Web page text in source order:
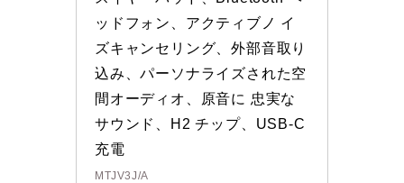
ッドフォン、アクティブノ イ
ズキャンセリング、外部音取り
込み、パーソナライズされた空
間オーディオ、原音に 忠実な
サウンド、H2 チップ、USB-C
充電
MTJV3J/A